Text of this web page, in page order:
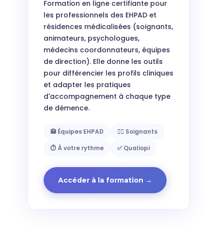
Formation en ligne certifiante pour
les professionnels des EHPAD et
résidences médicalisées (soignants,
animateurs, psychologues,
médecins coordonnateurs, équipes
de direction). Elle donne les outils
pour différencier les profils cliniques
et adapter les pratiques
d'accompagnement à chaque type
de démence.
🏥 Équipes EHPAD
👩‍⚕️ Soignants
⏱️ À votre rythme
✅ Qualiopi
Accéder à la formation →